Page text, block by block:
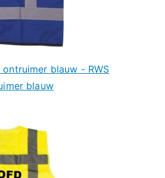
blauw - RWS
blauw